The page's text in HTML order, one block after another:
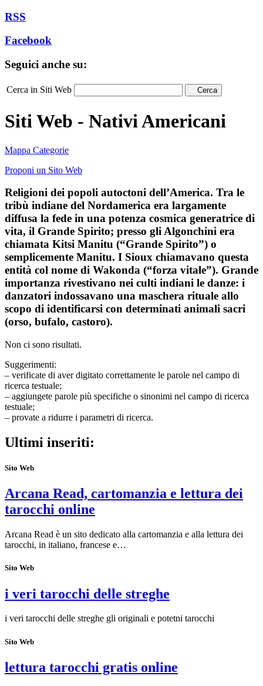
RSS
Facebook
Seguici anche su:
Cerca in Siti Web Cerca
Siti Web - Nativi Americani
Mappa Categorie
Proponi un Sito Web
Religioni dei popoli autoctoni dell’America. Tra le
tribù indiane del Nordamerica era largamente
diffusa la fede in una potenza cosmica generatrice di
vita, il Grande Spirito; presso gli Algonchini era
chiamata Kitsi Manitu (“Grande Spirito”) o
semplicemente Manitu. I Sioux chiamavano questa
entità col nome di Wakonda (“forza vitale”). Grande
importanza rivestivano nei culti indiani le danze: i
danzatori indossavano una maschera rituale allo
scopo di identificarsi con determinati animali sacri
(orso, bufalo, castoro).
Non ci sono risultati.
Suggerimenti:
– verificate di aver digitato correttamente le parole nel campo di
ricerca testuale;
– aggiungete parole più specifiche o sinonimi nel campo di ricerca
testuale;
– provate a ridurre i parametri di ricerca.
Ultimi inseriti:
Sito Web
Arcana Read, cartomanzia e lettura dei
tarocchi online
Arcana Read è un sito dedicato alla cartomanzia e alla lettura dei
tarocchi, in italiano, francese e…
Sito Web
i veri tarocchi delle streghe
i veri tarocchi delle streghe gli originali e potetni tarocchi
Sito Web
lettura tarocchi gratis online